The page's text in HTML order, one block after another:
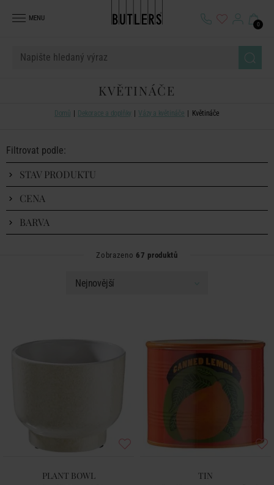
MENU
0
KVĚTINÁČE
Domů Dekorace a doplňky Vázy a květináče Květináče
Filtrovat podle:
STAV PRODUKTU
CENA
BARVA
Zobrazeno 67 produktů
PLANT BOWL TIN